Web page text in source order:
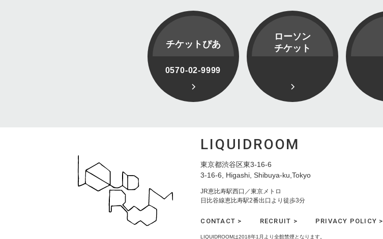
チケットぴあ
0570-02-9999
ローソン
チケット
LIQUIDROOM
東京都渋谷区東3-16-6
3-16-6, Higashi, Shibuya-ku,Tokyo
JR恵比寿駅西口／東京メトロ
日比谷線恵比寿駅2番出口より徒歩3分
CONTACT > RECRUIT > PRIVACY POLICY >
LIQUIDROOMは2018年1月より全館禁煙となります。